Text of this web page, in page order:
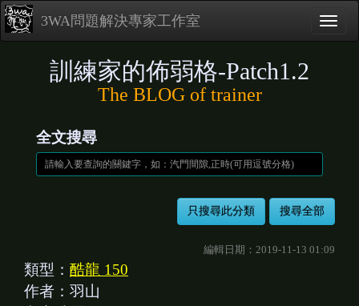
3WA問題解決專家工作室
訓練家的佈弱格-Patch1.2
The BLOG of trainer
全文搜尋
編輯日期：2019-11-13 01:09
類型： 酷龍 150
作者：羽山